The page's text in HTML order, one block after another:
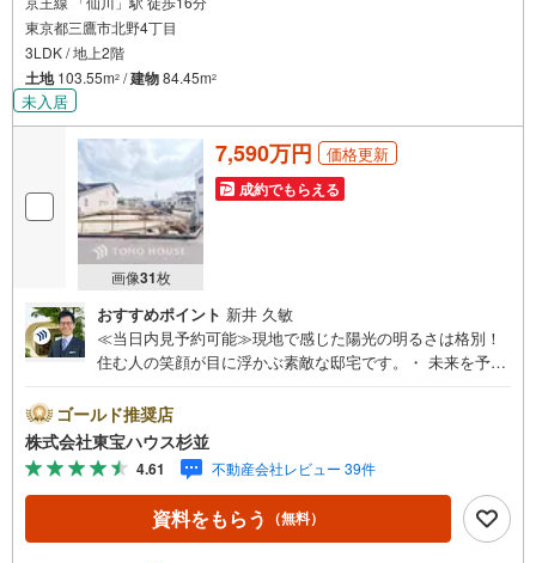
東京都三鷹市北野4丁目
3LDK / 地上2階
土地103.55m2 /建物84.45m2
未入居
画像31枚
7,590万円 価格更新
成約でもらえる
おすすめポイント 新井 久敏
≪当日内見予約可能≫現地で感じた陽光の明るさは格別！
住む人の笑顔が目に浮かぶ素敵な邸宅です。・ 未来を予測
来に起こるであろうご自宅リフォームをオンライン上でご
提案「ミラカレクラブ」。・ 不動産売却時、ご自宅を綺麗
にかつ瀟洒にさせるCG加工ホームステイジングサービ
ス。・ 購入者様へ、税理士による確定申告の無料セミナー
をご招待いたします。◆ご予約に際して◆日時のご希望を
お伝えください。（もちろん当日でも対応可能です）事前
ゴールド推奨店
株式会社東宝ハウス杉並
4.61 不動産会社レビュー 39件
資料をもらう （無料）